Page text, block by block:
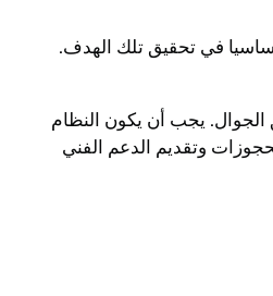
في تحقيق تلك الهدف.
يجب أن يكون النظام
وتقديم الدعم الفني